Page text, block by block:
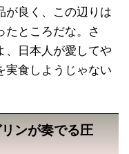
が良く、この辺りは
たところだな。さ
、日本人が愛してや
実食しようじゃない
ンが奏でる圧